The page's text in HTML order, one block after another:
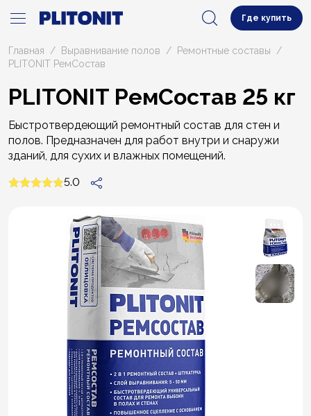
Где купить
Главная Выравнивание полов
Ремонтные составы
PLITONIT РемСостав
PLITONIT РемСостав 25 кг
Быстротвердеющий ремонтный состав для стен и
полов. Предназначен для работ внутри и снаружи
зданий, для сухих и влажных помещений.
5.0